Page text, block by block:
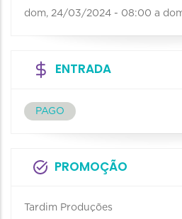
dom, 24/03/2024 - 08:00 a
ENTRADA
PAGO
PROMOÇÃO
Tardim Produções